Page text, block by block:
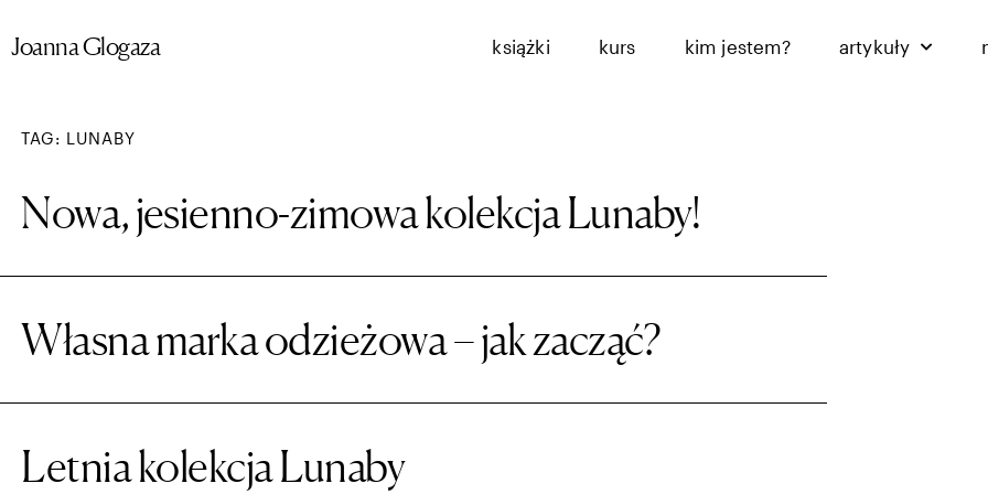
doJoanna Glogaza książki kurs kim jestem? artykuły
TAG: LUNABY
Nowa, jesienno-zimowa kolekcja Lunaby!
Własna marka odzieżowa – jak zacząć?
Letnia kolekcja Lunaby